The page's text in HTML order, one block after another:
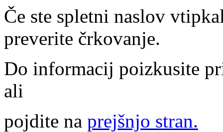
Če ste spletni naslov
preverite črkovanje.
Do informacij poizkusite
ali
pojdite na prejšnjo stran.